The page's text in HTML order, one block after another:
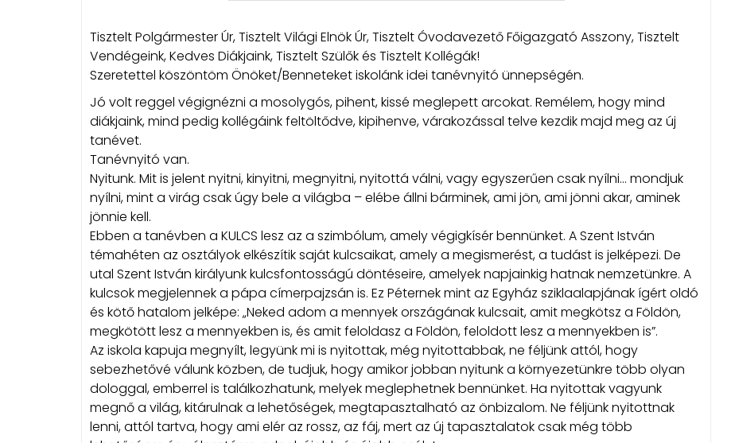
Tisztelt Polgármester Úr, Tisztelt Világi Elnök Úr, Tisztelt Óvodavezető Főigazgató Asszony, Tisztelt
Vendégeink, Kedves Diákjaink, Tisztelt Szülők és Tisztelt Kollégák!
Szeretettel köszöntöm Önöket/Benneteket iskolánk idei tanévnyitó ünnepségén.
Jó volt reggel végignézni a mosolygós, pihent, kissé meglepett arcokat. Remélem, hogy mind
diákjaink, mind pedig kollégáink feltöltődve, kipihenve, várakozással telve kezdik majd meg az új
tanévet.
Tanévnyitó van.
Nyitunk. Mit is jelent nyitni, kinyitni, megnyitni, nyitottá válni, vagy egyszerűen csak nyílni… mondjuk
nyílni, mint a virág csak úgy bele a világba – elébe állni bárminek, ami jön, ami jönni akar, aminek
jönnie kell.
Ebben a tanévben a KULCS lesz az a szimbólum, amely végigkísér bennünket. A Szent István
témahéten az osztályok elkészítik saját kulcsaikat, amely a megismerést, a tudást is jelképezi. De
utal Szent István királyunk kulcsfontosságú döntéseire, amelyek napjainkig hatnak nemzetünkre. A
kulcsok megjelennek a pápa címerpajzsán is. Ez Péternek mint az Egyház sziklaalapjának ígért oldó
és kötő hatalom jelképe: „Neked adom a mennyek országának kulcsait, amit megkötsz a Földön,
megkötött lesz a mennyekben is, és amit feloldasz a Földön, feloldott lesz a mennyekben is”.
Az iskola kapuja megnyílt, legyünk mi is nyitottak, még nyitottabbak, ne féljünk attól, hogy
sebezhetővé válunk közben, de tudjuk, hogy amikor jobban nyitunk a környezetünkre több olyan
dologgal, emberrel is találkozhatunk, melyek meglephetnek bennünket. Ha nyitottak vagyunk
megnő a világ, kitárulnak a lehetőségek, megtapasztalható az önbizalom. Ne féljünk nyitottnak
lenni, attól tartva, hogy ami elér az rossz, az fáj, mert az új tapasztalatok csak még több